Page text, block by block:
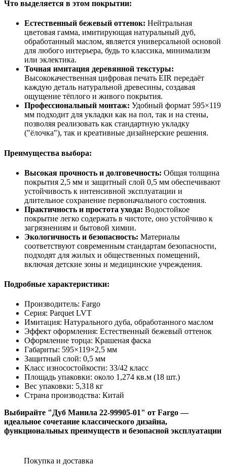
Что выделяется в этом покрытии:
Естественный бежевый оттенок: Нейтральная
цветовая гамма, имитирующая натуральный дуб,
обработанный маслом, является универсальной основой
для любого интерьера, будь то классика, минимализм
или эклектика.
Точная имитация деревянной текстуры:
Высококачественная цифровая печать EIR передаёт
каждую деталь натуральной древесины, создавая
ощущение тёплого и живого покрытия.
Профессиональный монтаж: Удобный формат 595×119
мм подходит для укладки как на пол, так и на стены,
позволяя реализовать как стандартную укладку
("ёлочка"), так и креативные дизайнерские решения.
Преимущества выбора:
Высокая прочность и долговечность: Общая толщина
покрытия 2,5 мм и защитный слой 0,5 мм обеспечивают
устойчивость к интенсивной эксплуатации и
длительное сохранение первоначального состояния.
Практичность и простота ухода: Водостойкое
покрытие легко содержать в чистоте, оно устойчиво к
загрязнениям и бытовой химии.
Экологичность и безопасность: Материалы
соответствуют современным стандартам безопасности,
подходят для жилых и общественных помещений,
включая детские зоны и медицинские учреждения.
Подробные характеристики:
Производитель: Fargo
Серия: Parquet LVT
Имитация: Натурального дуба, обработанного маслом
Эффект оформления: Естественный бежевый оттенок
Оформление торца: Крашеная фаска
Габариты: 595×119×2,5 мм
Защитный слой: 0,5 мм
Класс износостойкости: 33/42 класс
Площадь упаковки: около 1,274 кв.м (18 шт.)
Вес упаковки: 5,318 кг
Страна производства: Китай
Выбирайте "Дуб Манила 22-99905-01" от Fargo —
идеальное сочетание классического дизайна,
функциональных преимуществ и безопасной эксплуатации
Покупка и доставка